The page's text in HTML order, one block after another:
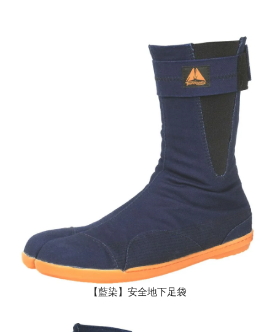
【藍染】安全地下足袋